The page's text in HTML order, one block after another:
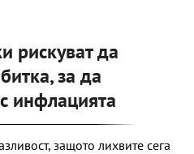
рискуват да
за да
инфлацията
защото лихвите сега